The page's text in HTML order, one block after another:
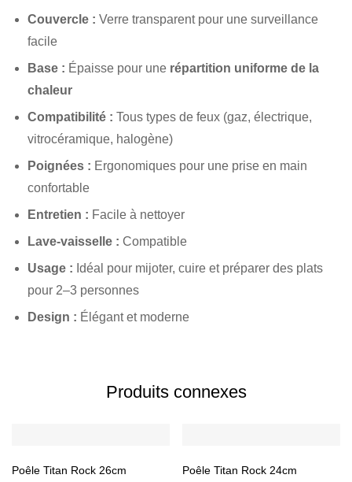
Couvercle : Verre transparent pour une surveillance
facile
Base : Épaisse pour une répartition uniforme de la
chaleur
Compatibilité : Tous types de feux (gaz, électrique,
vitrocéramique, halogène)
Poignées : Ergonomiques pour une prise en main
confortable
Entretien : Facile à nettoyer
Lave‑vaisselle : Compatible
Usage : Idéal pour mijoter, cuire et préparer des plats
pour 2–3 personnes
Design : Élégant et moderne
Produits connexes
Poêle Titan Rock 26cm Poêle Titan Rock 24cm